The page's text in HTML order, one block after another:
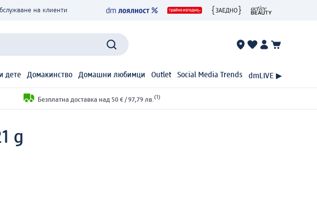
на клиенти
дете Домакинство Домашни любимци Outlet Social Media Trends dmLIVE ▶
Безплатна доставка над 50 € / 97,79 лв. (1)
g